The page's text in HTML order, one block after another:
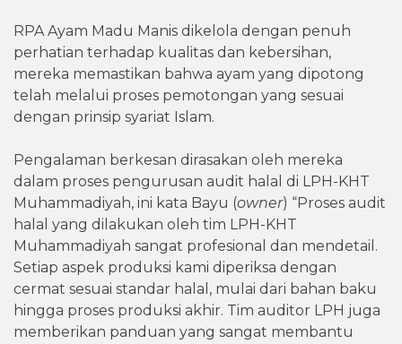
RPA Ayam Madu Manis dikelola dengan penuh
perhatian terhadap kualitas dan kebersihan,
mereka memastikan bahwa ayam yang dipotong
telah melalui proses pemotongan yang sesuai
dengan prinsip syariat Islam.
Pengalaman berkesan dirasakan oleh mereka
dalam proses pengurusan audit halal di LPH-KHT
Muhammadiyah, ini kata Bayu (owner) “Proses audit
halal yang dilakukan oleh tim LPH-KHT
Muhammadiyah sangat profesional dan mendetail.
Setiap aspek produksi kami diperiksa dengan
cermat sesuai standar halal, mulai dari bahan baku
hingga proses produksi akhir. Tim auditor LPH juga
memberikan panduan yang sangat membantu